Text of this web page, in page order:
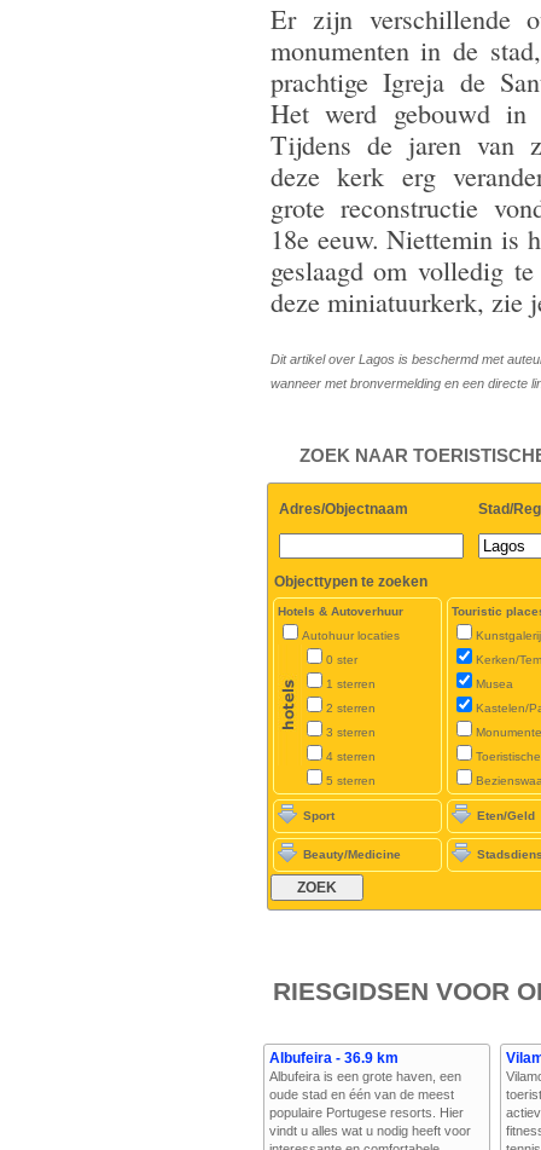
Er zijn verschillende
monumenten in de
prachtige Igreja de
Het werd gebouwd in
Tijdens de jaren van
deze kerk erg
grote reconstructie
18e eeuw. Niettemin is
geslaagd om volledig
deze miniatuurkerk, zie
Dit artikel over Lagos is beschermd met
wanneer met bronvermelding en een directe
ZOEK NAAR
Adres/Objectnaam Stad/
Objecttypen te zoeken
Hotels & Autoverhuur
Autohuur locaties
0 ster
1 sterren
2 sterren
3 sterren
4 sterren
5 sterren
Touristic
Kerken/
Musea
Kastelen/
Sport Eten/Geld
Beauty/Medicine
RIESGIDSEN VOOR
Albufeira - 36.9 km
Albufeira is een grote haven, een
oude stad en één van de meest
populaire Portugese resorts. Hier
vindt u alles wat u nodig heeft voor